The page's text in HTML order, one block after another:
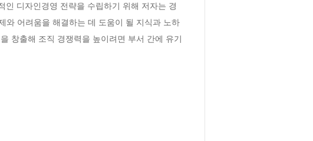
디자인경영 전략을 수립하기 위해 저자는 경
와 어려움을 해결하는 데 도움이 될 지식과 노하
창출해 조직 경쟁력을 높이려면 부서 간에 유기